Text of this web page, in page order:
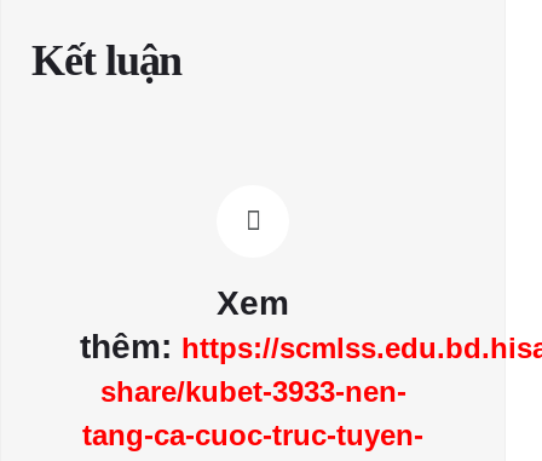
Kết luận
Xem
thêm: https://
share/kubet-3933-nen-
tang-ca-cuoc-truc-tuyen-